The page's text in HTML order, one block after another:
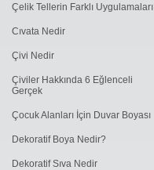
Çelik Tellerin Farklı Uygulamaları
Cıvata Nedir
Çivi Nedir
Çiviler Hakkında 6 Eğlenceli
Gerçek
Çocuk Alanları İçin Duvar Boyası
Dekoratif Boya Nedir?
Dekoratif Sıva Nedir